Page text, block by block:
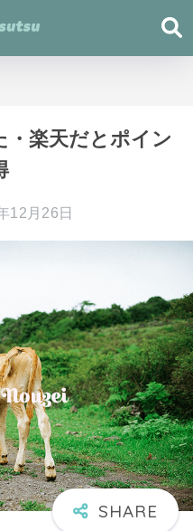
楽天だとポイン
12月26日